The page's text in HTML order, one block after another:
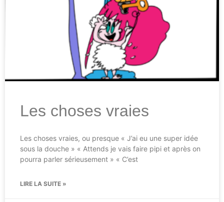
Les choses vraies
Les choses vraies, ou presque « J’ai eu une super idée
sous la douche » « Attends je vais faire pipi et après on
pourra parler sérieusement » « C’est
LIRE LA SUITE »